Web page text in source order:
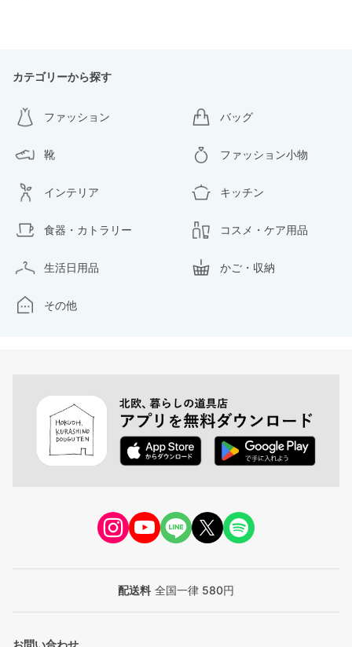
カテゴリーから探す
ファッション バッグ
靴 ファッション小物
インテリア キッチン
食器・カトラリー コスメ・ケア用品
生活日用品 かご・収納
その他
配送料 全国一律 580円
お問い合わせ